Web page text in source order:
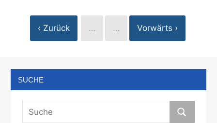
‹ Zurück … … Vorwärts ›
SUCHE